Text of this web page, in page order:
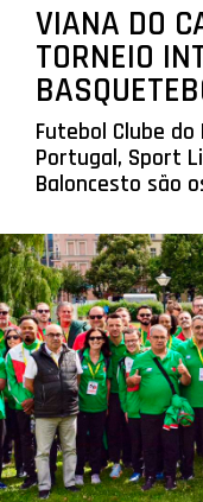
VIANA DO
TORNEIO
Futebol Clube
Portugal, Sport
Baloncesto são